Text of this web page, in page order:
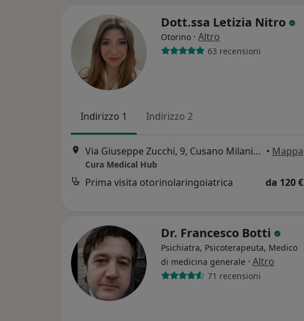
Dott.ssa Letizia Nitro
Otorino · Altro
63 recensioni
Indirizzo 1 Indirizzo 2
Via Giuseppe Zucchi, 9, Cusano Milanino • Mappa
Cura Medical Hub
Prima visita otorinolaringoiatrica da 120 €
Dr. Francesco Botti
Psichiatra, Psicoterapeuta, Medico
di medicina generale · Altro
71 recensioni